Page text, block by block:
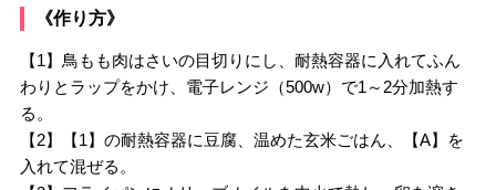
《作り方》
【1】鳥もも肉はさいの目切りにし、耐熱容器に入れてふん
わりとラップをかけ、電子レンジ（500w）で1～2分加熱す
る。
【2】【1】の耐熱容器に豆腐、温めた玄米ごはん、【A】を
入れて混ぜる。